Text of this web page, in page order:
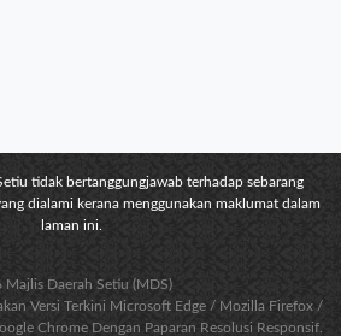
tidak bertanggungjawab terhadap sebarang
dialami kerana menggunakan maklumat dalam
laman ini.
Daerah Setiu (MDS)
Versi Terkini Microsoft Edge / Mozilla Firefox /
Chrome Dengan Paparan Resolusi Responsif.